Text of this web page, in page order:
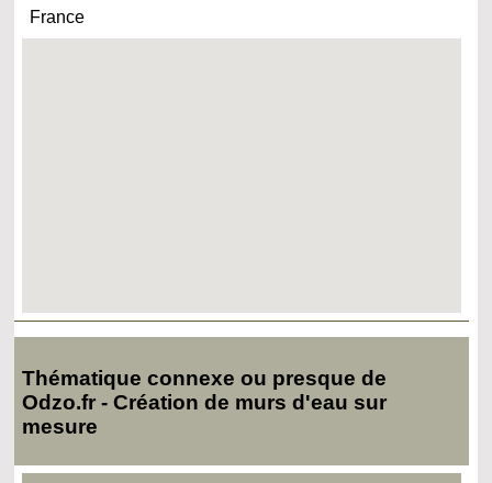
France
Thématique connexe ou presque de
Odzo.fr - Création de murs d'eau sur
mesure